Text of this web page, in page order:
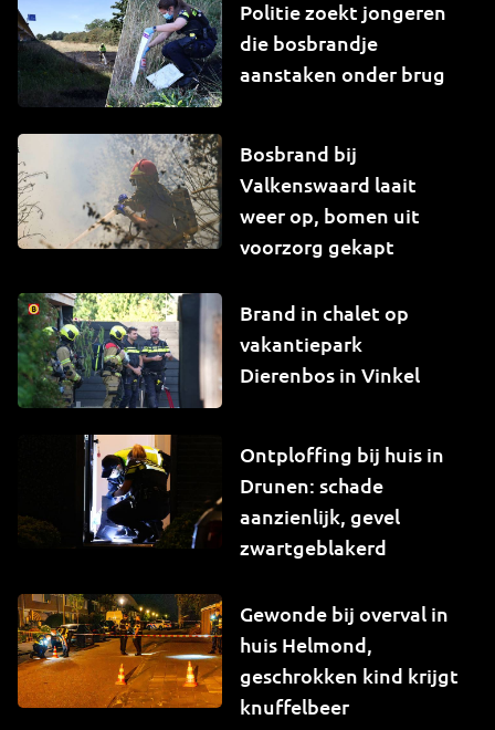
Politie zoekt jongeren
die bosbrandje
aanstaken onder brug
Bosbrand bij
Valkenswaard laait
weer op, bomen uit
voorzorg gekapt
Brand in chalet op
vakantiepark
Dierenbos in Vinkel
Ontploffing bij huis in
Drunen: schade
aanzienlijk, gevel
zwartgeblakerd
Gewonde bij overval in
huis Helmond,
geschrokken kind krijgt
knuffelbeer